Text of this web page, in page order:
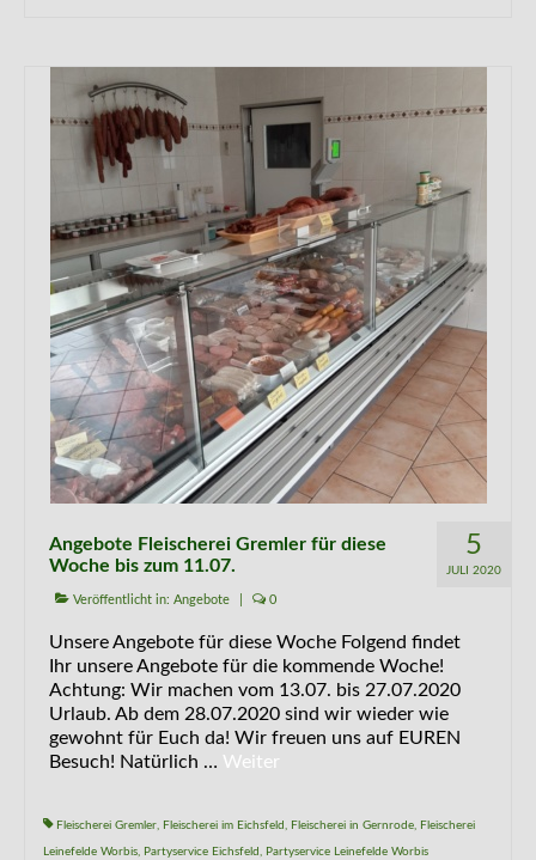
5
JULI 2020
Angebote Fleischerei Gremler für diese
Woche bis zum 11.07.
Veröffentlicht in: Angebote 0
Unsere Angebote für diese Woche Folgend findet
Ihr unsere Angebote für die kommende Woche!
Achtung: Wir machen vom 13.07. bis 27.07.2020
Urlaub. Ab dem 28.07.2020 sind wir wieder wie
gewohnt für Euch da! Wir freuen uns auf EUREN
Besuch! Natürlich … Weiter
Fleischerei Gremler, Fleischerei im Eichsfeld , Fleischerei in Gernrode, Fleischerei
Leinefelde Worbis, Partyservice Eichsfeld , Partyservice Leinefelde Worbis